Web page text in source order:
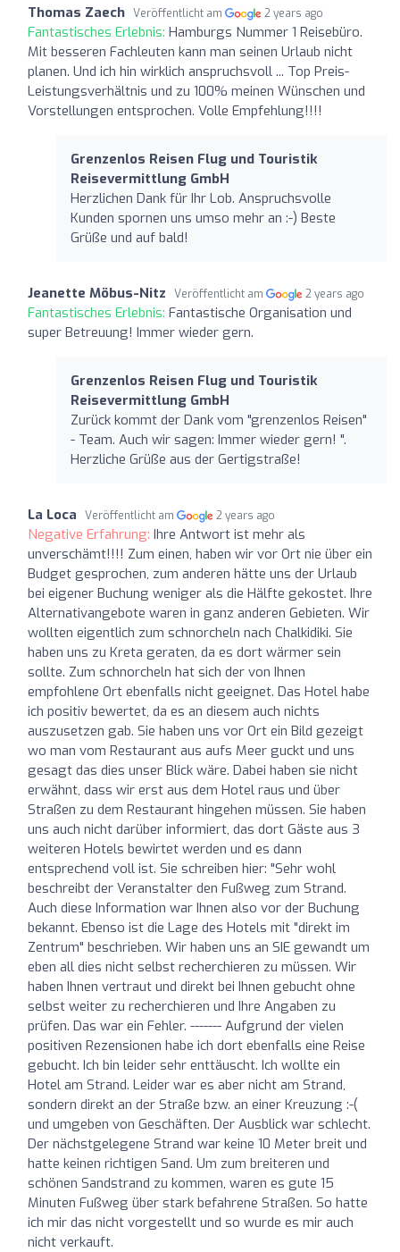
Thomas Zaech Veröffentlicht am 2 years ago
Fantastisches Erlebnis: Hamburgs Nummer 1 Reisebüro.
Mit besseren Fachleuten kann man seinen Urlaub nicht
planen. Und ich hin wirklich anspruchsvoll ... Top Preis-
Leistungsverhältnis und zu 100% meinen Wünschen und
Vorstellungen entsprochen. Volle Empfehlung!!!!
Grenzenlos Reisen Flug und Touristik
Reisevermittlung GmbH
Herzlichen Dank für Ihr Lob. Anspruchsvolle
Kunden spornen uns umso mehr an :-) Beste
Grüße und auf bald!
Jeanette Möbus-Nitz Veröffentlicht am 2 years ago
Fantastisches Erlebnis: Fantastische Organisation und
super Betreuung! Immer wieder gern.
Grenzenlos Reisen Flug und Touristik
Reisevermittlung GmbH
Zurück kommt der Dank vom "grenzenlos Reisen"
- Team. Auch wir sagen: Immer wieder gern! ".
Herzliche Grüße aus der Gertigstraße!
La Loca Veröffentlicht am 2 years ago
Negative Erfahrung: Ihre Antwort ist mehr als
unverschämt!!!! Zum einen, haben wir vor Ort nie über ein
Budget gesprochen, zum anderen hätte uns der Urlaub
bei eigener Buchung weniger als die Hälfte gekostet. Ihre
Alternativangebote waren in ganz anderen Gebieten. Wir
wollten eigentlich zum schnorcheln nach Chalkidiki. Sie
haben uns zu Kreta geraten, da es dort wärmer sein
sollte. Zum schnorcheln hat sich der von Ihnen
empfohlene Ort ebenfalls nicht geeignet. Das Hotel habe
ich positiv bewertet, da es an diesem auch nichts
auszusetzen gab. Sie haben uns vor Ort ein Bild gezeigt
wo man vom Restaurant aus aufs Meer guckt und uns
gesagt das dies unser Blick wäre. Dabei haben sie nicht
erwähnt, dass wir erst aus dem Hotel raus und über
Straßen zu dem Restaurant hingehen müssen. Sie haben
uns auch nicht darüber informiert, das dort Gäste aus 3
weiteren Hotels bewirtet werden und es dann
entsprechend voll ist. Sie schreiben hier: "Sehr wohl
beschreibt der Veranstalter den Fußweg zum Strand.
Auch diese Information war Ihnen also vor der Buchung
bekannt. Ebenso ist die Lage des Hotels mit "direkt im
Zentrum" beschrieben. Wir haben uns an SIE gewandt um
eben all dies nicht selbst recherchieren zu müssen. Wir
haben Ihnen vertraut und direkt bei Ihnen gebucht ohne
selbst weiter zu recherchieren und Ihre Angaben zu
prüfen. Das war ein Fehler. ------- Aufgrund der vielen
positiven Rezensionen habe ich dort ebenfalls eine Reise
gebucht. Ich bin leider sehr enttäuscht. Ich wollte ein
Hotel am Strand. Leider war es aber nicht am Strand,
sondern direkt an der Straße bzw. an einer Kreuzung :-(
und umgeben von Geschäften. Der Ausblick war schlecht.
Der nächstgelegene Strand war keine 10 Meter breit und
hatte keinen richtigen Sand. Um zum breiteren und
schönen Sandstrand zu kommen, waren es gute 15
Minuten Fußweg über stark befahrene Straßen. So hatte
ich mir das nicht vorgestellt und so wurde es mir auch
nicht verkauft.